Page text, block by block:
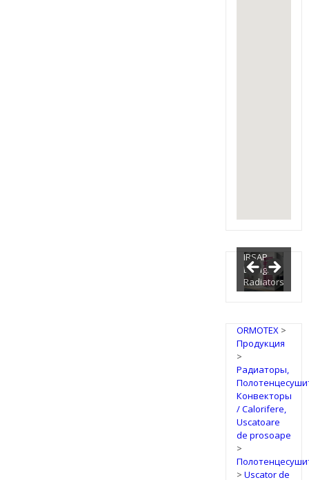
IRSAP
Design
Radiators
ORMOTEX>
Продукция
>
Радиаторы,
Конвекторы
/ Calorifere,
Uscatoare
de prosoape
>
> Uscator de